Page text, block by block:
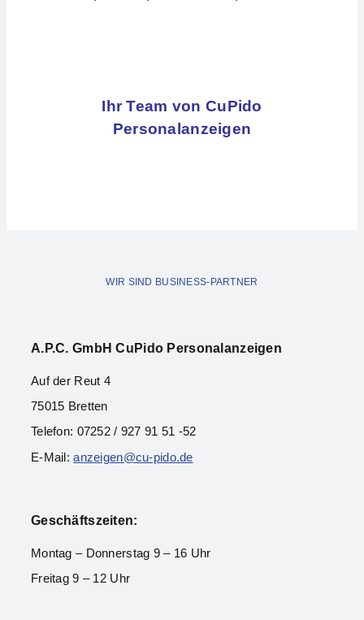
Ihr Team von CuPido
Personalanzeigen
WIR SIND BUSINESS-PARTNER
A.P.C. Gmb H CuPido Personalanzeigen
Auf der Reut 4
75015 Bretten
Telefon: 07252 / 927 91 51 -52
E-Mail:anzeigen@cu-pido.de
Geschäftszeiten:
Montag – Donnerstag 9 – 16 Uhr
Freitag 9 – 12 Uhr